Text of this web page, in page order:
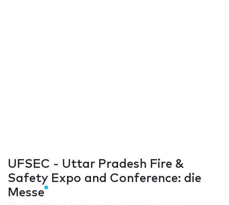
UFSEC - Uttar Pradesh Fire &
Safety Expo and Conference: die
Messe